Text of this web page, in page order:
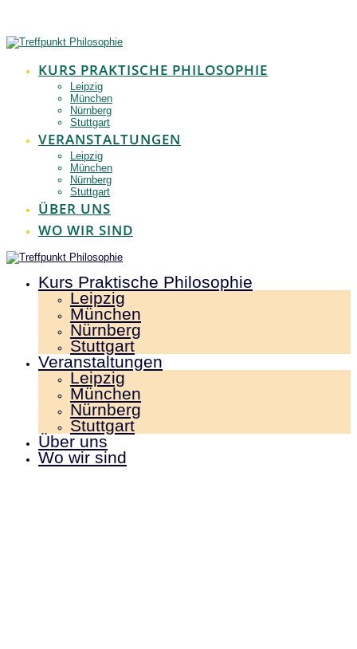
springen
KURS PRAKTISCHE PHILOSOPHIE
Leipzig
München
Nürnberg
Stuttgart
VERANSTALTUNGEN
Leipzig
München
Nürnberg
Stuttgart
ÜBER UNS
WO WIR SIND
Kurs Praktische Philosophie
Leipzig
München
Nürnberg
Stuttgart
Veranstaltungen
Leipzig
München
Nürnberg
Stuttgart
Über uns
Wo wir sind